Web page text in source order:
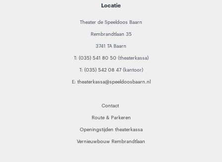
Locatie
Theater de Speeldoos Baarn
Rembrandtlaan 35
3741 TA Baarn
T: (035) 541 80 50 (theaterkassa)
T: (035) 542 08 47(kantoor)
E: theaterkassa@speeldoosbaarn.nl
Contact
Route & Parkeren
Openingstijden theaterkassa
Vernieuwbouw Rembrandtlaan